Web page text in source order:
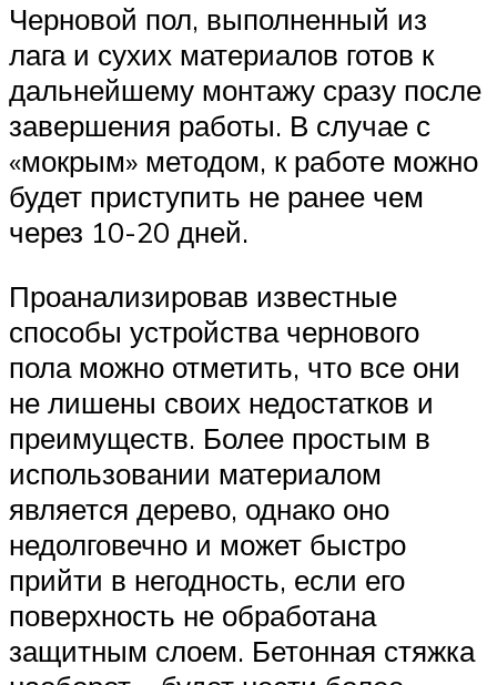
Черновой пол, выполненный из
лага и сухих материалов готов к
дальнейшему монтажу сразу после
завершения работы. В случае с
«мокрым» методом, к работе можно
будет приступить не ранее чем
через 10-20 дней.
Проанализировав известные
способы устройства чернового
пола можно отметить, что все они
не лишены своих недостатков и
преимуществ. Более простым в
использовании материалом
является дерево, однако оно
недолговечно и может быстро
прийти в негодность, если его
поверхность не обработана
защитным слоем. Бетонная стяжка